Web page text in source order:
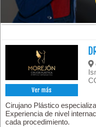
Ver más
Cirujano Plástico
Experiencia de nivel
cada procedimiento.